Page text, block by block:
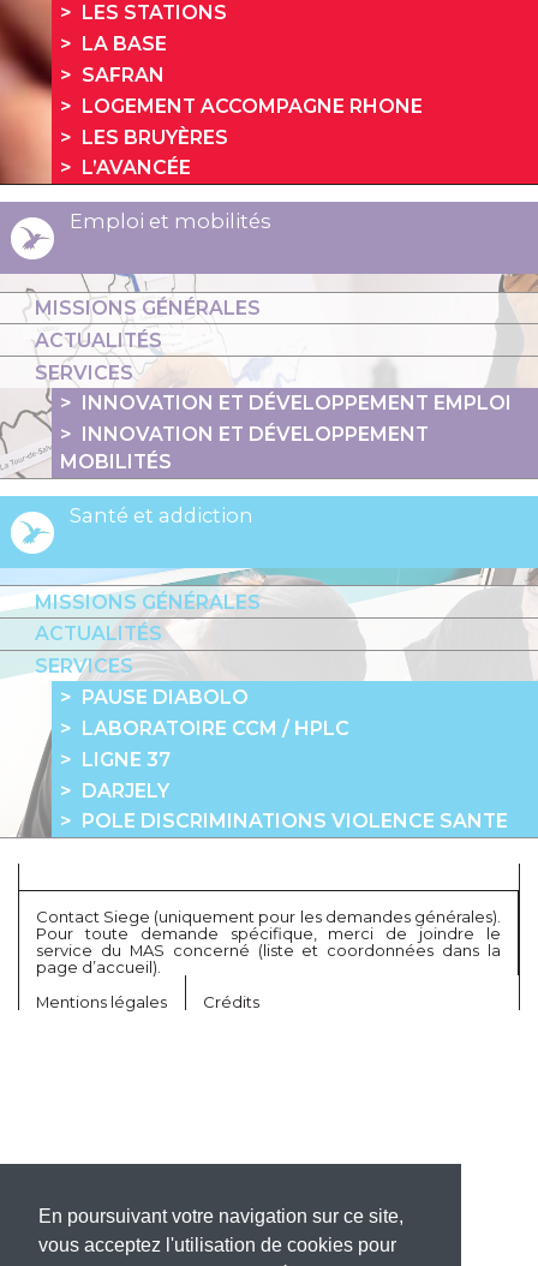
En poursuivant votre navigation sur ce site,
vous acceptez l'utilisation de cookies pour
LES STATIONS
LA BASE
SAFRAN
LOGEMENT ACCOMPAGNE RHONE
LES BRUYÈRES
L’AVANCÉE
Emploi et mobilités
MISSIONS GÉNÉRALES
ACTUALITÉS
SERVICES
INNOVATION ET DÉVELOPPEMENT EMPLOI
INNOVATION ET DÉVELOPPEMENT
MOBILITÉS
Santé et addiction
MISSIONS GÉNÉRALES
ACTUALITÉS
SERVICES
PAUSE DIABOLO
LABORATOIRE CCM / HPLC
LIGNE 37
DARJELY
POLE DISCRIMINATIONS VIOLENCE SANTE
Contact Siege (uniquement pour les demandes générales).
Pour toute demande spécifique, merci de joindre le
service du MAS concerné (liste et coordonnées dans la
page d’accueil).
Mentions légales
Crédits